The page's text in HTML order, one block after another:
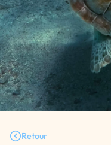
Retour